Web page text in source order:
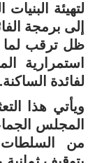
لتهيئة
ظل ترقب لما
استمرارية
لفائدة الساكنة.
ويأتي هذا
المجلس
من السلطات